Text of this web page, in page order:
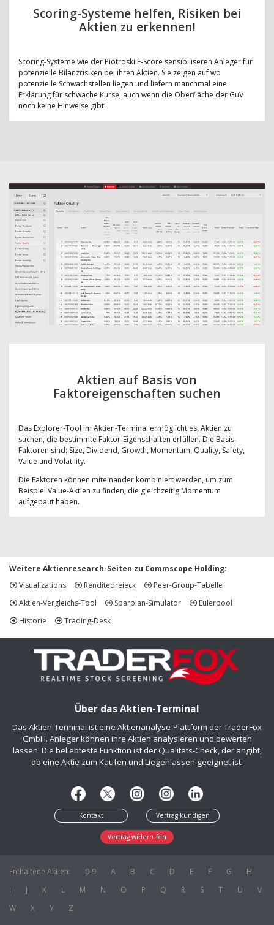
Scoring-Systeme helfen, Risiken bei
Aktien zu erkennen!
Scoring-Systeme wie der Piotroski F-Score sensibiliseren Anleger für
potenzielle Bilanzrisiken bei ihren Aktien. Sie zeigen auf wo
potenzielle Schwachstellen liegen und liefern manchmal eine
Erklärung für schwache Kurse, auch wenn die Oberfläche der GuV
noch keine Hinweise gibt.
Aktien auf Basis von
Faktoreigenschaften suchen
Das Explorer-Tool im Aktien-Terminal ermöglicht es, Aktien zu
suchen, die bestimmte Faktor-Eigenschaften erfüllen. Die Basis-
Faktoren sind: Size, Dividend, Growth, Momentum, Quality, Safety,
Value und Volatility.
Die Faktoren können miteinander kombiniert werden, um zum
Beispiel Value-Aktien zu finden, die gleichzeitig Momentum
aufgebaut haben.
Weitere Aktienresearch-Seiten zu Commscope Holding:
Visualizations
Renditedreieck
Peer-Group-Tabelle
Aktien-Vergleichs-Tool
Sparplan-Simulator
Eulerpool
Historie
Trading-Desk
Über das Aktien-Terminal
Das Aktien-Terminal ist eine Aktienanalyse-Plattform der TraderFox
GmbH. Anleger können ihre Aktien analysieren und bewerten
lassen. Die beliebteste Funktion ist der Qualitäts-Check, der angibt,
ob eine Aktie zum Kaufen und Liegenlassen geeignet ist.
Kontakt Vertrag kündigen
Vertrag widerrufen
Enthaltene Aktien: 0-9 A B C D E F G
H
I
J K L M N O P Q R S T U
V
W
X Y Z